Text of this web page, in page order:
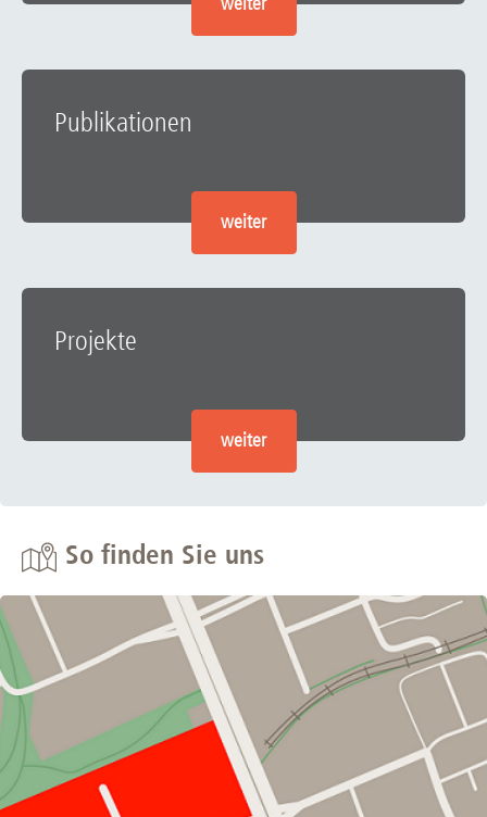
Publikationen
weiter
Projekte
weiter
So finden Sie uns